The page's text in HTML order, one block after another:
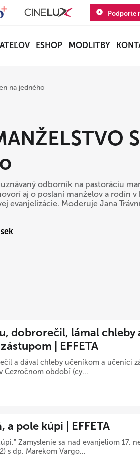
Podporte
ESHOP MODLITBY
na jedného
odborník na pastoráciu
aj o poslaní manželov a rodín
evanjelizácie. Moderuje Jana
dobrorečil, lámal chleby
| EFFETA
a dával chleby učeníkom a učeníci
Cezročnom období (cy...
a pole kúpi | EFFETA
Zamyslenie sa nad evanjeliom 17.
s dp. Marekom Vargo...